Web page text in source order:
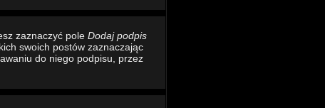
zaznaczyć pole Dodaj podpis
swoich postów zaznaczając
do niego podpisu, przez